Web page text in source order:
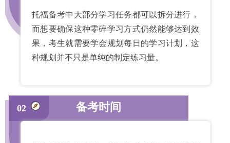
托福备考中大部分学习任务都可以拆分进行，
而想要确保这种零碎学习方式仍然能够达到效
果，考生就需要学会规划每日的学习计划，这
种规划并不只是单纯的制定练习量。
02 备考时间